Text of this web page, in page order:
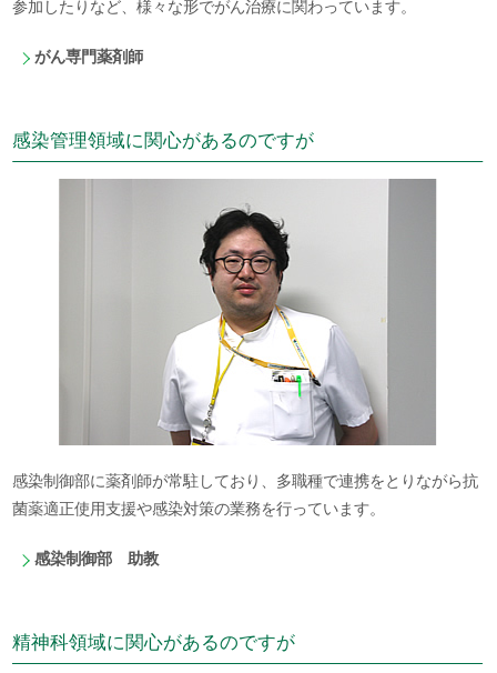
参加したりなど、様々な形でがん治療に関わっています。
がん専門薬剤師
感染管理領域に関心があるのですが
感染制御部に薬剤師が常駐しており、多職種で連携をとりながら抗
菌薬適正使用支援や感染対策の業務を行っています。
感染制御部 助教
精神科領域に関心があるのですが